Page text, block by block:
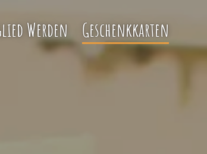
Werden Geschenkkarten